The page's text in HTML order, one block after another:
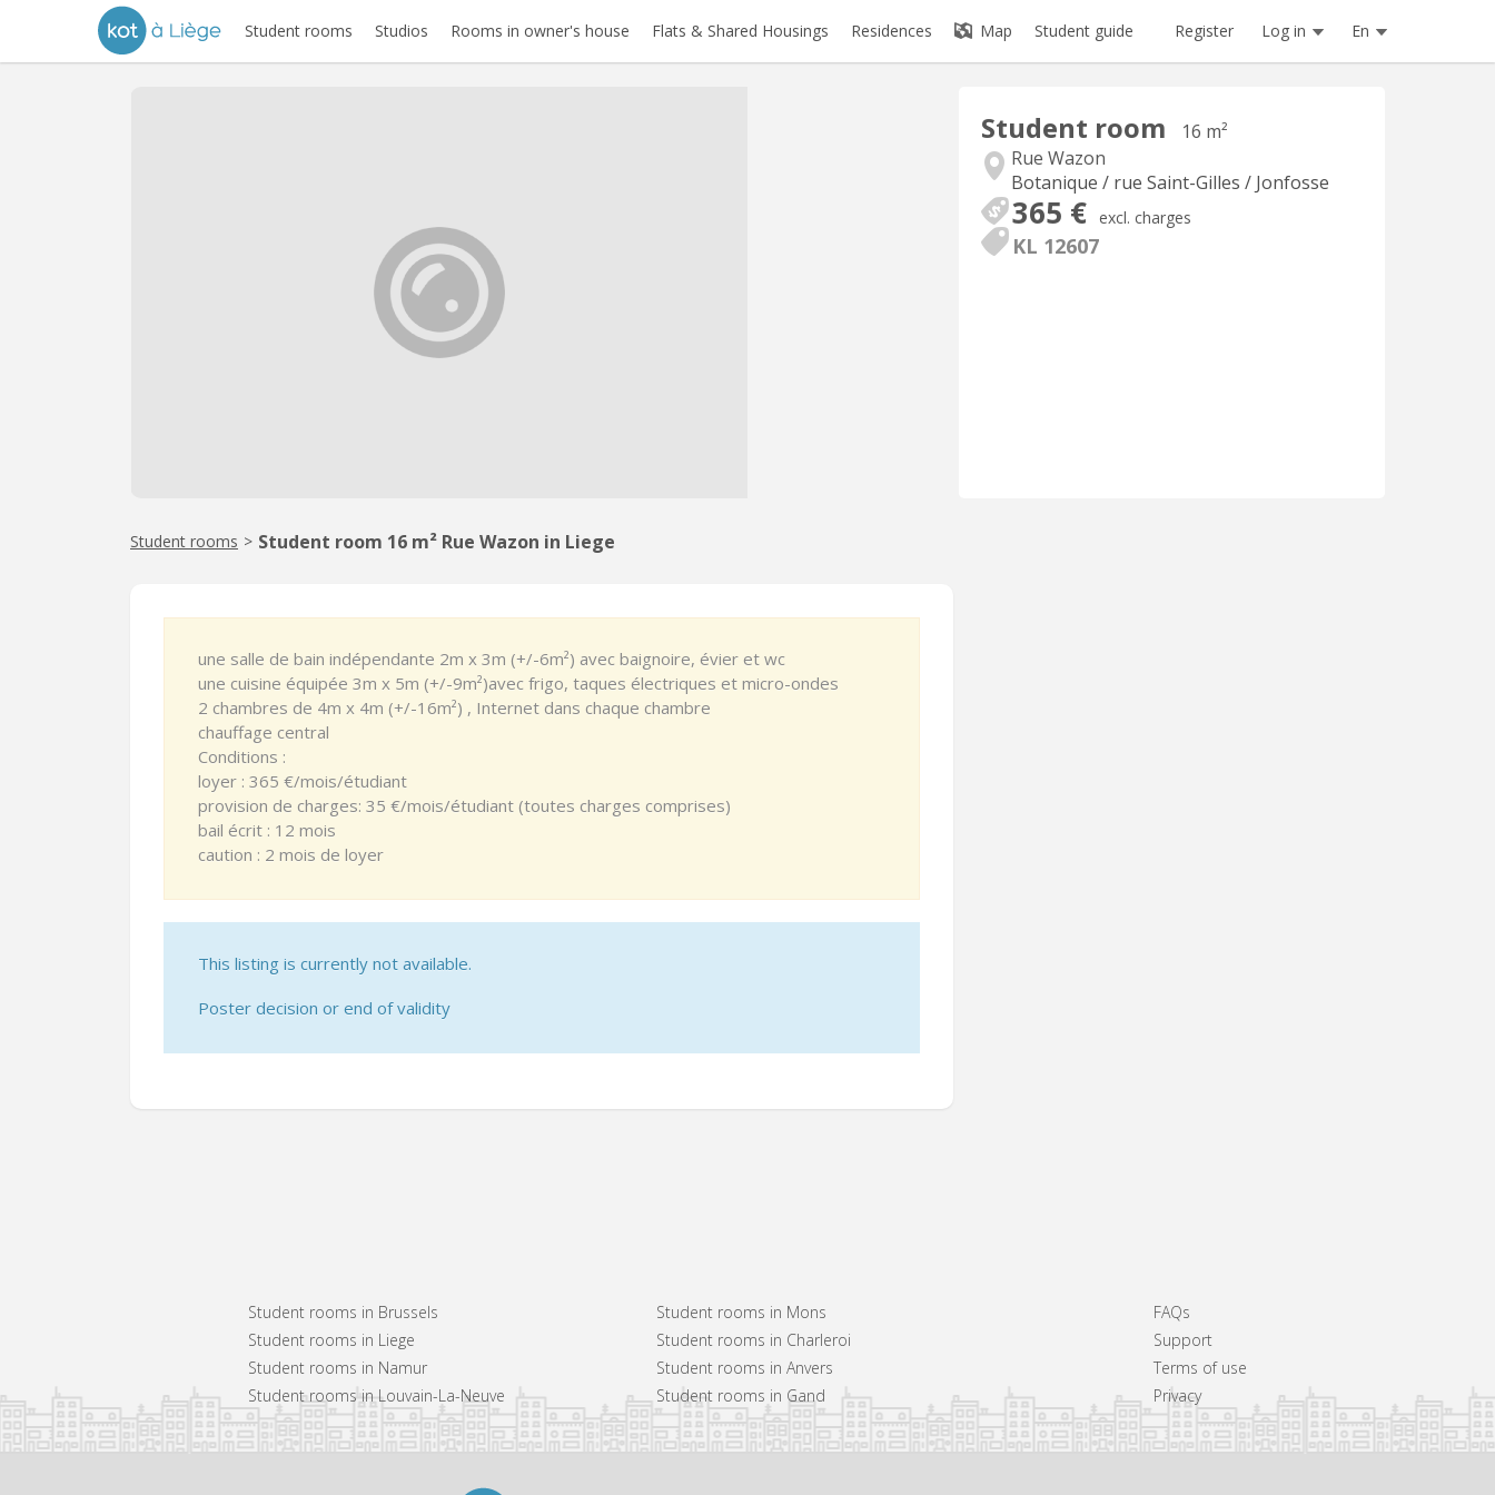
Student rooms Studios Rooms in owner's house Flats & Shared Housings Residences Map Student guide Register Log in En
Student room
16 m²
Rue Wazon
Botanique / rue Saint-Gilles / Jonfosse
365 € excl. charges
KL 12607
Student rooms > Student room 16 m² Rue Wazon in Liege
une salle de bain indépendante 2m x 3m (+/-6m²) avec baignoire, évier et wc
une cuisine équipée 3m x 5m (+/-9m²)avec frigo, taques électriques et micro-ondes
2 chambres de 4m x 4m (+/-16m²) , Internet dans chaque chambre
chauffage central
Conditions :
loyer : 365 €/mois/étudiant
provision de charges: 35 €/mois/étudiant (toutes charges comprises)
bail écrit : 12 mois
caution : 2 mois de loyer
This listing is currently not available.
Poster decision or end of validity
Student rooms in Brussels
Student rooms in Liege
Student rooms in Namur
Student rooms in Louvain-La-Neuve
Student rooms in Mons
Student rooms in Charleroi
Student rooms in Anvers
Student rooms in Gand
FAQs
Support
Terms of use
Privacy